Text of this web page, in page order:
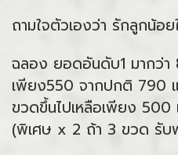
ถามใจตัวเองว่า รักลูกน้อ
ฉลอง ยอดอันดับ1 มากว่
เพียง550 จากปกติ 790
ขวดขึ้นไปเหลือเพียง
(พิเศษ x 2 ถ้า 3 ขวด รับ